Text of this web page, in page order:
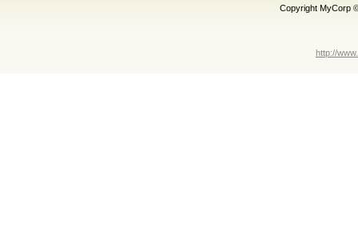
Copyright MyCorp
http://